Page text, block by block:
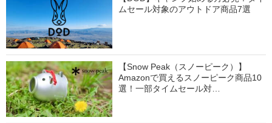
ムセール対象のアウトドア商品7選
【Snow Peak（スノーピーク）】
Amazonで買えるスノーピーク商品10
選！一部タイムセール対…